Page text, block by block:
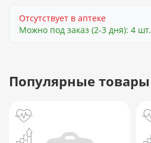
Отсутствует в аптеке
Можно под заказ (2-3 дня): 4 шт.
Популярные товары